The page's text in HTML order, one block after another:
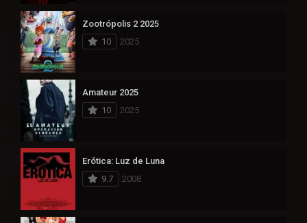
Zootrópolis 2 2025
10
2025
Amateur 2025
10
2025
Erótica: Luz de Luna
9.7
2008